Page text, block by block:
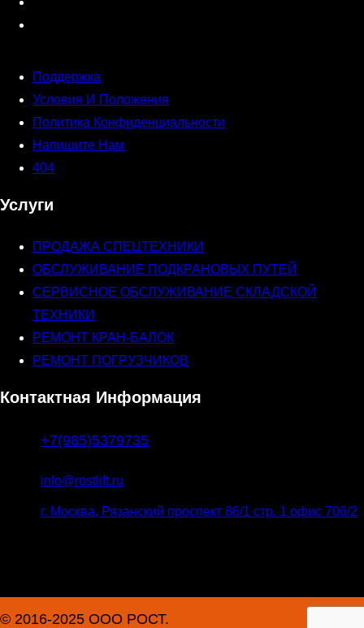
Поддержка
Условия И Положения
Политика Конфиденциальности
Напишите Нам
404
Услуги
ПРОДАЖА СПЕЦТЕХНИКИ
ОБСЛУЖИВАНИЕ ПОДКРАНОВЫХ ПУТЕЙ
СЕРВИСНОЕ ОБСЛУЖИВАНИЕ СКЛАДСКОЙ
ТЕХНИКИ
РЕМОНТ КРАН-БАЛОК
РЕМОНТ ПОГРУЗЧИКОВ
Контактная Информация
+7(985)5379735
info@rostlift.ru
г. Москва, Рязанский проспект 86/1 стр. 1 офис 706/2
© 2016-2025 ООО РОСТ.